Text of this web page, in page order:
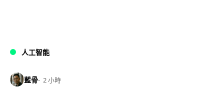
人工智能
藍骨 2 小時